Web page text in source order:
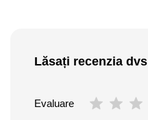
Lăsați recenzia dvs
Evaluare